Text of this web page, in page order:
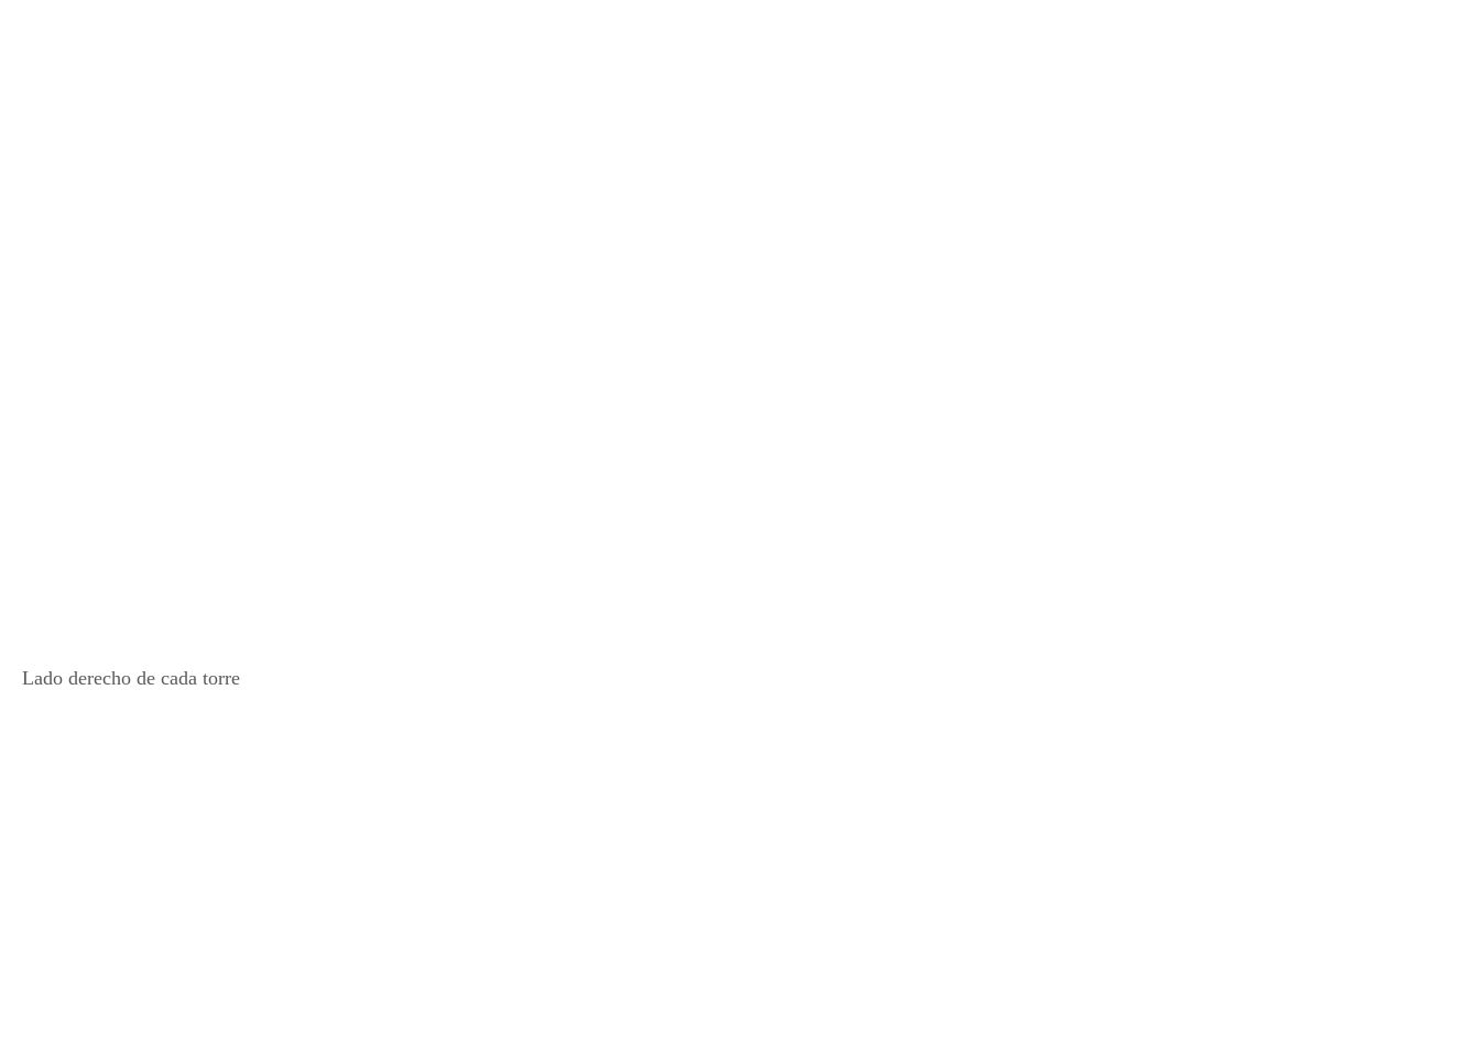
Lado derecho de cada torre